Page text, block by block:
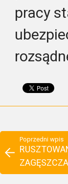
pracy
Poprzedni wpis